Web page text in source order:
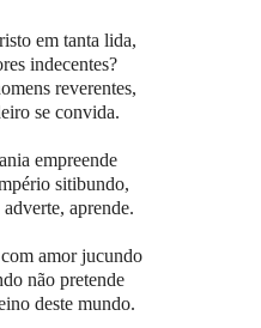
em tanta lida,
indecentes?
reverentes,
se convida.
empreende
sitibundo,
aprende.
amor jucundo
não pretende
deste mundo.